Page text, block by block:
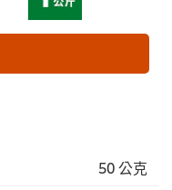
50 公克